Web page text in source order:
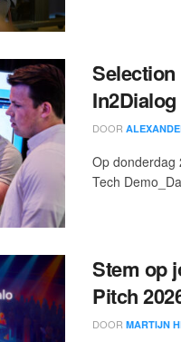
Selection
DOOR
Op donderdag
Tech
Stem op
Pitch
DOOR MARTIJN